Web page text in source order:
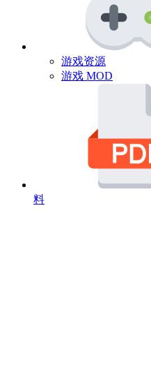
游戏资源
游戏 MOD
料